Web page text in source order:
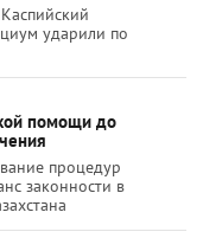
ударили по
помощи до
процедур
законности в